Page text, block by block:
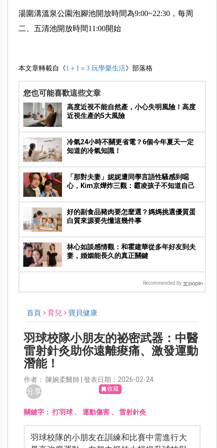
湯圍溝溫泉公園泡腳池開放時間為9:00~22:30，每周
二、五清池開放時間11:00開始
本文章轉載自《1＋1＝3 玩學樂生活》部落格
您也可能喜歡這些文章
高度近視不能自然產，小心失明風險！高度
近視生產的5大風險
冷氣24小時不關更省電？6個今年夏天一定
知道的冷氣知識！
「那對夫妻」妮妮遭同學言語性騷感到噁
心，Kim京燁炸三觀：霸凌孩子不知道自己
好的副食品豬肉要怎麼選？媽媽挑選優質蛋
白質來源要先懂這幾件事
林心如談感情觀：和霍建華從多年好友到夫
妻，婚姻能長久的真正關鍵
Recommended by
首頁 育兒 寶貝健康
羽球校隊小朋友的祕密武器：中醫
雷射針灸助你遠離痠痛、激發運動
潛能！
作者： 陳婉柔醫師 | 發表日期：2026-02-24
分享 收藏
關鍵字：打羽球 、運動傷害 、雷射針灸
羽球校隊的小朋友在訓練和比賽中需進行大